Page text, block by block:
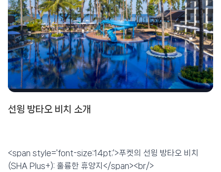
선윙 방타오 비치
💰 최저가 확인 · 예약하기
선윙 방타오 비치 소개
<span style='font-size:14pt;'>푸켓의 선윙 방타오 비치
(SHA Plus+): 훌륭한 휴양지</span><br/>